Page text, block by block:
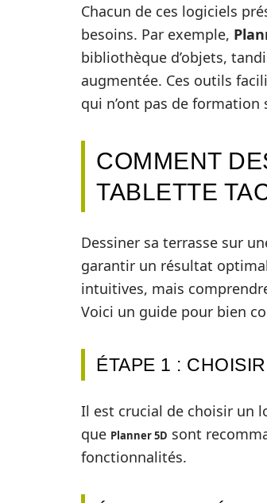
Chacun de ces logiciels
besoins. Par exemple,
bibliothèque d’objets,
augmentée. Ces outils
qui n’ont pas de formation
COMMENT
TABLETTE
Dessiner sa terrasse sur
garantir un résultat
intuitives, mais
Voici un guide pour bien
ÉTAPE 1 :
Il est crucial de choisir un
que Planner 5D sont
fonctionnalités.